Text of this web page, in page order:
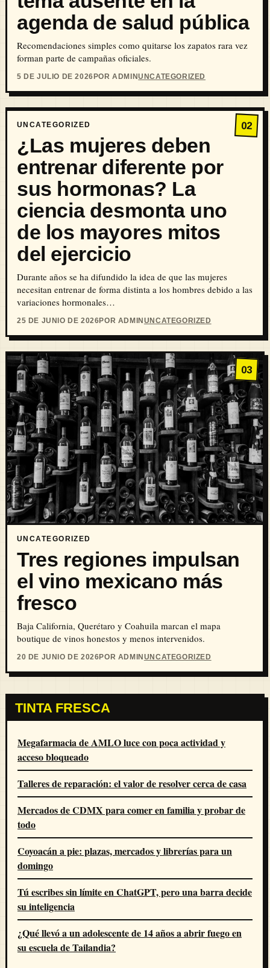
agenda de salud pública
Recomendaciones simples como quitarse los zapatos rara vez
forman parte de campañas oficiales.
5 DE JULIO DE 2026POR ADMINUNCATEGORIZED
02
UNCATEGORIZED
¿Las mujeres deben
entrenar diferente por
sus hormonas? La
ciencia desmonta uno
de los mayores mitos
del ejercicio
Durante años se ha difundido la idea de que las mujeres
necesitan entrenar de forma distinta a los hombres debido a las
variaciones hormonales…
25 DE JUNIO DE 2026POR ADMINUNCATEGORIZED
03
UNCATEGORIZED
Tres regiones impulsan
el vino mexicano más
fresco
Baja California, Querétaro y Coahuila marcan el mapa
boutique de vinos honestos y menos intervenidos.
20 DE JUNIO DE 2026POR ADMIN UNCATEGORIZED
TINTA FRESCA
Megafarmacia de AMLO luce con poca actividad y
acceso bloqueado
Talleres de reparación: el valor de resolver cerca de casa
Mercados de CDMX para comer en familia y probar de
todo
Coyoacán a pie: plazas, mercados y librerías para un
domingo
Tú escribes sin límite en ChatGPT, pero una barra decide
su inteligencia
¿Qué llevó a un adolescente de 14 años a abrir fuego en
su escuela de Tailandia?